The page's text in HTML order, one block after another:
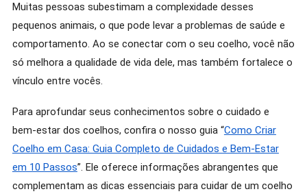
Muitas pessoas subestimam a complexidade desses
pequenos animais, o que pode levar a problemas de saúde e
comportamento. Ao se conectar com o seu coelho, você não
só melhora a qualidade de vida dele, mas também fortalece o
vínculo entre vocês.
Para aprofundar seus conhecimentos sobre o cuidado e
bem-estar dos coelhos, confira o nosso guia “Como Criar
Coelho em Casa: Guia Completo de Cuidados e Bem-Estar
em 10 Passos”. Ele oferece informações abrangentes que
complementam as dicas essenciais para cuidar de um coelho